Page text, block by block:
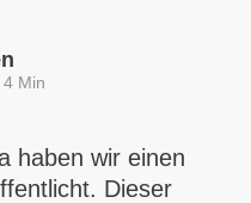
Min
haben wir einen
Dieser